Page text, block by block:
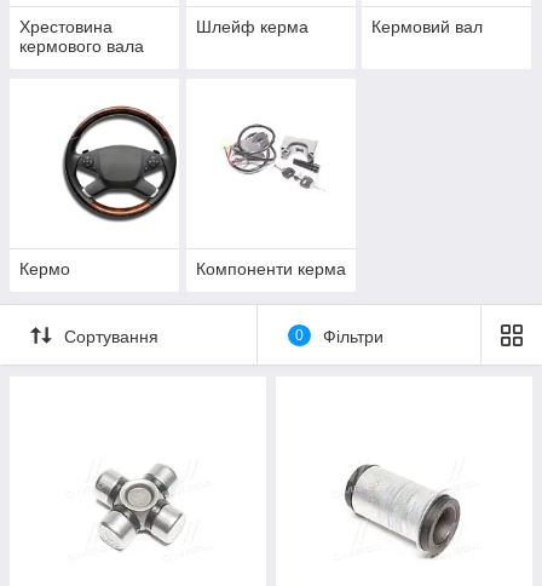
Хрестовина
кермового вала
Шлейф керма Кермовий вал
Кермо Компоненти керма
Сортування 0 Фільтри